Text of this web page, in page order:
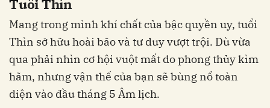
Tuổi Thìn
Mang trong mình khí chất của bậc quyền uy, tuổi
Thìn sở hữu hoài bão và tư duy vượt trội. Dù vừa
qua phải nhìn cơ hội vuột mất do phong thủy kìm
hãm, nhưng vận thế của bạn sẽ bùng nổ toàn
diện vào đầu tháng 5 Âm lịch.